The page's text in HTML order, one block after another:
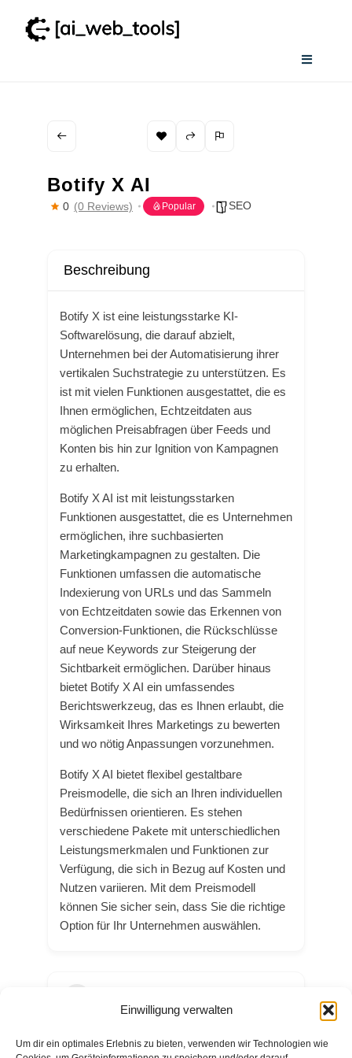
Einwilligung verwalten
Um dir ein optimales Erlebnis zu bieten, verwenden wir Technologien wie
Inhalt
Toggle
Wissenswertes
Botify X AI
0 (0 Reviews) Popular SEO
Botify X ist eine leistungsstarke KI-
Softwarelösung, die darauf abzielt,
Unternehmen bei der Automatisierung ihrer
vertikalen Suchstrategie zu unterstützen. Es
ist mit vielen Funktionen ausgestattet, die es
Ihnen ermöglichen, Echtzeitdaten aus
möglichen Preisabfragen über Feeds und
Konten bis hin zur Ignition von Kampagnen
zu erhalten.
Botify X AI ist mit leistungsstarken
Funktionen ausgestattet, die es Unternehmen
ermöglichen, ihre suchbasierten
Marketingkampagnen zu gestalten. Die
Funktionen umfassen die automatische
Indexierung von URLs und das Sammeln
von Echtzeitdaten sowie das Erkennen von
Conversion-Funktionen, die Rückschlüsse
auf neue Keywords zur Steigerung der
Sichtbarkeit ermöglichen. Darüber hinaus
bietet Botify X AI ein umfassendes
Berichtswerkzeug, das es Ihnen erlaubt, die
Wirksamkeit Ihres Marketings zu bewerten
und wo nötig Anpassungen vorzunehmen.
Botify X AI bietet flexibel gestaltbare
Preismodelle, die sich an Ihren individuellen
Bedürfnissen orientieren. Es stehen
verschiedene Pakete mit unterschiedlichen
Leistungsmerkmalen und Funktionen zur
Verfügung, die sich in Bezug auf Kosten und
Nutzen variieren. Mit dem Preismodell
können Sie sicher sein, dass Sie die richtige
Option für Ihr Unternehmen auswählen.
Text